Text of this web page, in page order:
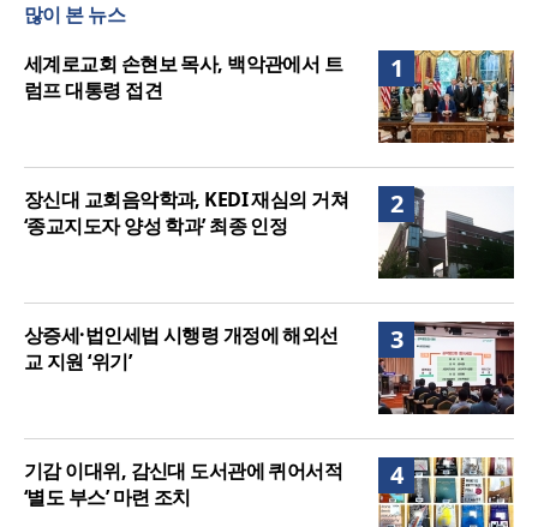
래세대 위한 국가적 자산”
기감 이대위, 감신대 도서관에 퀴어서적 ‘별도 부스’ 마
2026년 상반기 탈북민 입국 63명… 전년 동기 대비
34.4% 감소
많이 본 뉴스
1
세계로교회 손현보 목사, 백악관에서 트
럼프 대통령 접견
2
장신대 교회음악학과, KEDI 재심의 거쳐
‘종교지도자 양성 학과’ 최종 인정
3
상증세·법인세법 시행령 개정에 해외선
교 지원 ‘위기’
4
기감 이대위, 감신대 도서관에 퀴어서적
‘별도 부스’ 마련 조치